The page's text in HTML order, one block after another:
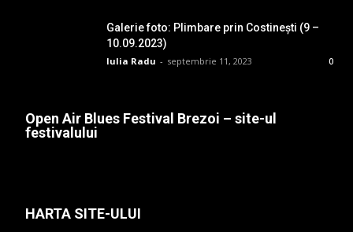
Galerie foto: Plimbare prin Costinești (9 –
10.09.2023)
Iulia Radu - septembrie 11, 2023 0
Open Air Blues Festival Brezoi – site-ul
festivalului
HARTA SITE-ULUI